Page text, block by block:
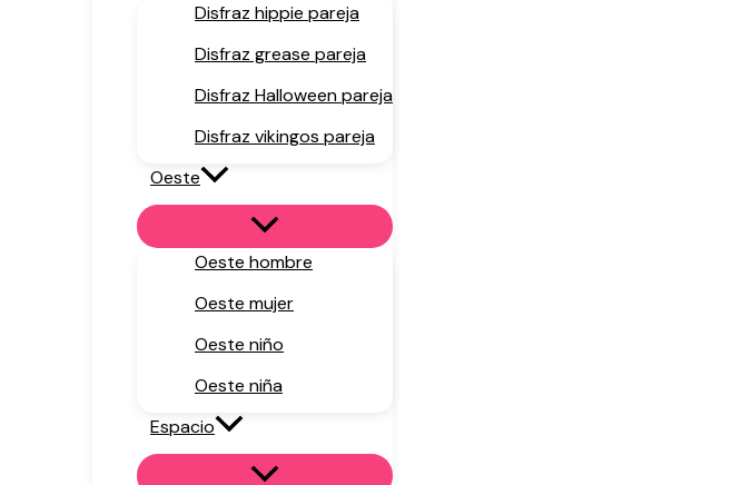
Disfraz hippie pareja
Disfraz grease pareja
Disfraz Halloween pareja
Disfraz vikingos pareja
Oeste
Oeste hombre
Oeste mujer
Oeste niño
Oeste niña
Espacio